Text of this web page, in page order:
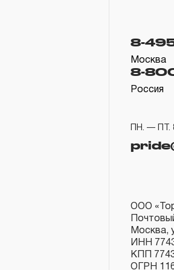
8-
Москва
8-
Россия
ПН. — ПТ.
ООО
Москва,
ИНН
КПП
ОГРН